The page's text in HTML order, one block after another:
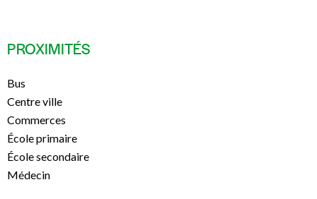
PROXIMITÉS
Bus
Centre ville
Commerces
École primaire
École secondaire
Médecin